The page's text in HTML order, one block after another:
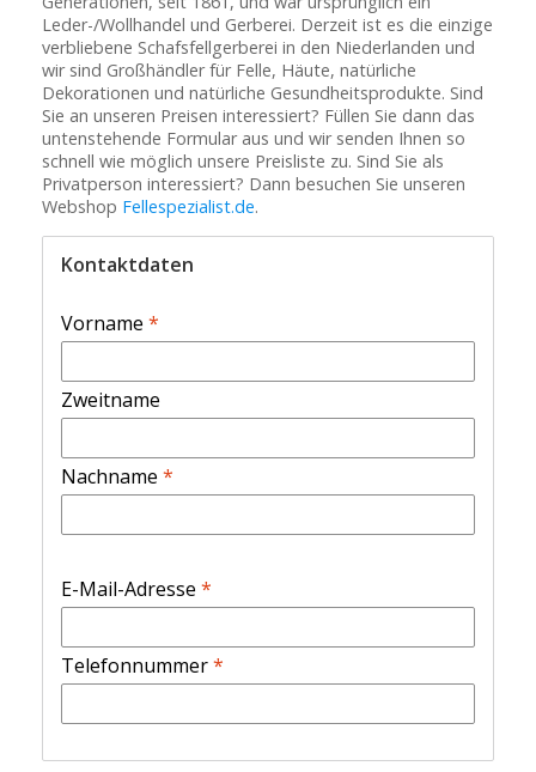
Leder-/Wollhandel und Gerberei. Derzeit ist es die einzige
verbliebene Schafsfellgerberei in den Niederlanden und
wir sind Großhändler für Felle, Häute, natürliche
Dekorationen und natürliche Gesundheitsprodukte. Sind
Sie an unseren Preisen interessiert? Füllen Sie dann das
untenstehende Formular aus und wir senden Ihnen so
schnell wie möglich unsere Preisliste zu. Sind Sie als
Privatperson interessiert? Dann besuchen Sie unseren
Webshop Fellespezialist.de.
Kontaktdaten
Vorname *
Zweitname
Nachname *
E-Mail-Adresse *
Telefonnummer*